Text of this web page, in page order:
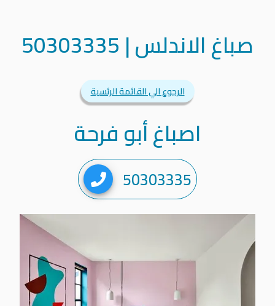
صباغ الاندلس|
50303335
الرجوع الي القائمة الرئسية
اصباغ أبو فرحة
50303335